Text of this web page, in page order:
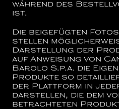
während des
ist.
Die beigefügten
stellen
Darstellung der
auf Anweisung von
Barolo S.p.a. die
Produkte so
der Plattform in
darstellen, die dem
betrachteten